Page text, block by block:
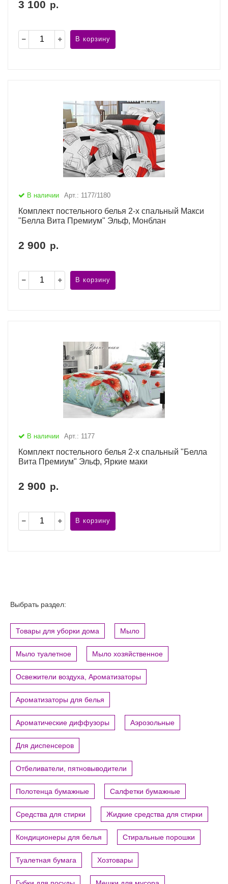
3 100 р.
В корзину
В наличии Арт.: 1177/1180
Комплект постельного белья 2-х спальный Макси
"Белла Вита Премиум" Эльф, Монблан
2 900 р.
В корзину
В наличии Арт.: 1177
Комплект постельного белья 2-х спальный "Белла
Вита Премиум" Эльф, Яркие маки
2 900 р.
В корзину
Выбрать раздел:
Товары для уборки дома Мыло
Мыло туалетное Мыло хозяйственное
Освежители воздуха, Ароматизаторы
Ароматизаторы для белья
Ароматические диффузоры Аэрозольные
Для диспенсеров
Отбеливатели, пятновыводители
Полотенца бумажные Салфетки бумажные
Средства для стирки Жидкие средства для стирки
Кондиционеры для белья Стиральные порошки
Туалетная бумага Хозтовары